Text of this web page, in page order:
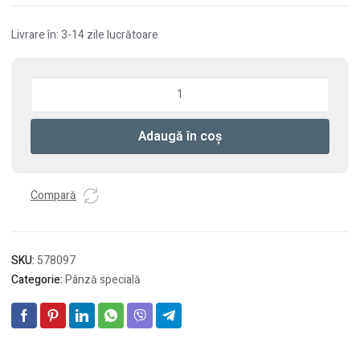
Livrare în: 3-14 zile lucrătoare
Cantitate
de
din
SSM
Adaugă în coș
Compară
SKU: 578097
Categorie:Pânză specială